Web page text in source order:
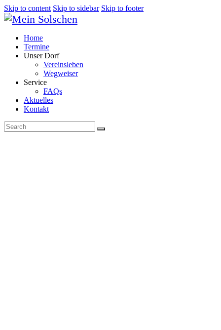
Skip to content Skip to sidebar Skip to footer
Home
Termine
Unser Dorf
Vereinsleben
Wegweiser
Service
FAQs
Aktuelles
Kontakt